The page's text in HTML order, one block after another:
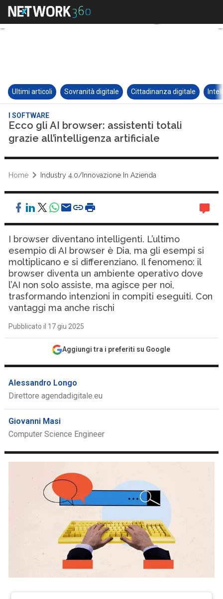
Ultimi articoli Sovranità digitale Cittadinanza digitale
I SOFTWARE
Ecco gli AI browser: assistenti totali
grazie all’intelligenza artificiale
Home Industry 4.0/Innovazione In Azienda
I browser diventano intelligenti. L’ultimo
esempio di AI browser è Dia, ma gli esempi si
moltiplicano e si differenziano. Il fenomeno: il
browser diventa un ambiente operativo dove
l’AI non solo assiste, ma agisce per noi,
trasformando intenzioni in compiti eseguiti. Con
vantaggi ma anche rischi
Pubblicato il 17 giu 2025
Aggiungi tra i preferiti su Google
Alessandro Longo
Direttore agendadigitale.eu
Giovanni Masi
Computer Science Engineer